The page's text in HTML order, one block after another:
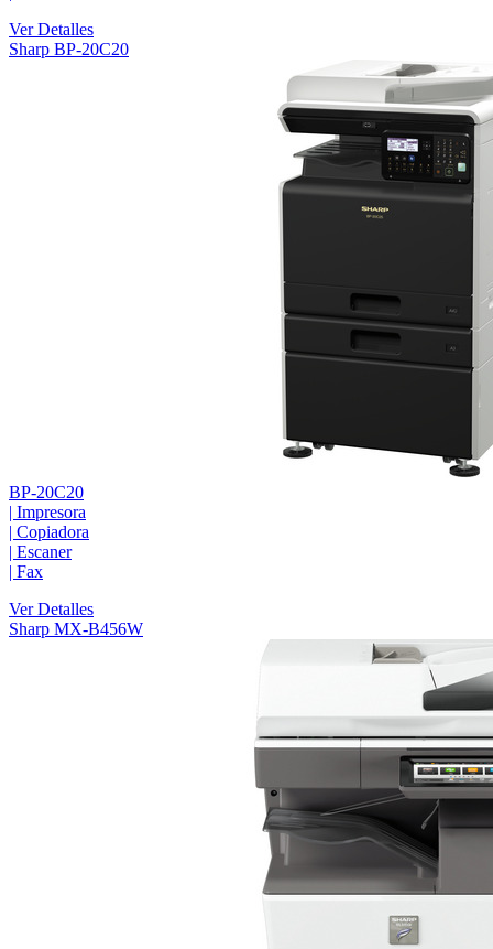
Ver Detalles
Sharp BP-20C20
BP-20C20
| Impresora
| Copiadora
| Escaner
| Fax
Ver Detalles
Sharp MX-B456W